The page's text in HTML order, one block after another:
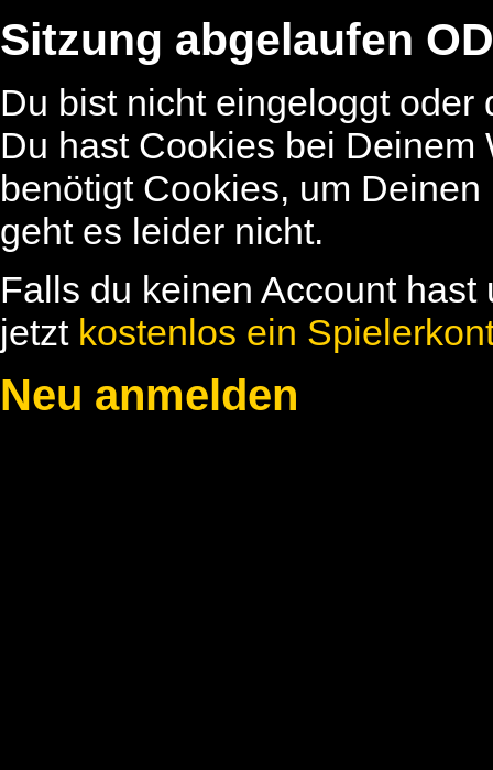
Sitzung abgelaufen
Du bist nicht eingeloggt
Du hast Cookies bei
benötigt Cookies, um
geht es leider nicht.
Falls du keinen Account
jetzt kostenlos ein
Neu anmelden